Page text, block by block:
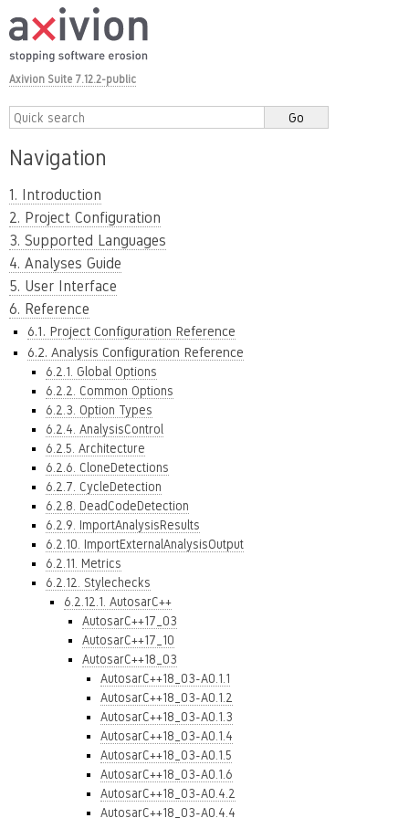
Axivion Suite 7.12.2-public
Navigation
1. Introduction
2. Project Configuration
3. Supported Languages
4. Analyses Guide
5. User Interface
6. Reference
6.1. Project Configuration Reference
6.2. Analysis Configuration Reference
6.2.1. Global Options
6.2.2. Common Options
6.2.3. Option Types
6.2.4. AnalysisControl
6.2.5. Architecture
6.2.6. CloneDetections
6.2.7. CycleDetection
6.2.8. DeadCodeDetection
6.2.9. ImportAnalysisResults
6.2.10. ImportExternalAnalysisOutput
6.2.11. Metrics
6.2.12. Stylechecks
6.2.12.1. AutosarC++
AutosarC++17_03
AutosarC++17_10
AutosarC++18_03
AutosarC++18_03-A0.1.1
AutosarC++18_03-A0.1.2
AutosarC++18_03-A0.1.3
AutosarC++18_03-A0.1.4
AutosarC++18_03-A0.1.5
AutosarC++18_03-A0.1.6
AutosarC++18_03-A0.4.2
AutosarC++18_03-A0.4.4